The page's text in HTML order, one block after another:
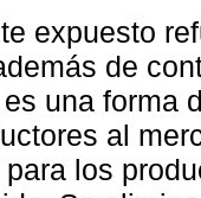
expuesto
de
una forma
al
los